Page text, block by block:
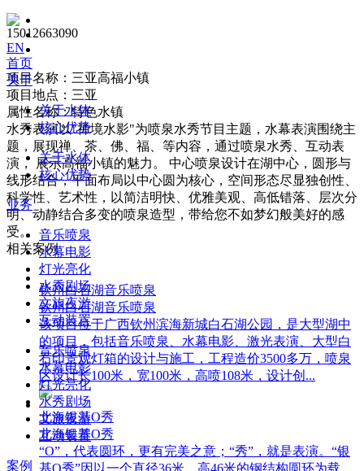
15012663090
EN
首页
关于
关于水体
核心优势
关于水体
核心优势
业务
音乐喷泉
水幕电影
灯光亮化
水秀剧场
文旅夜游
互动装置
音乐喷泉
水幕电影
灯光亮化
水秀剧场
文旅夜游
互动装置
案例
项目名称：三亚高福小镇
项目地点：三亚
属性名称：特色水镇
水秀表演以"禅境水影"为喷泉水秀节目主题，水幕表演围绕主
题，展现禅、茶、佛、福、等内容，通过喷泉水秀、互动表
演， 展示高福小镇的魅力。 中心喷泉设计在湖中心，圆形与
线形结合，平面布局以中心圆为核心，空间形态尽显独创性、
科学性、艺术性，以简洁明快、优雅美观、高低错落、层次分
明、动静结合多变的喷泉造型，带给您不如梦幻般美好的感
受。
相关案例
钦州白石湖音乐喷泉
钦州白石湖音乐喷泉
该项目位于广西钦州滨海新城白石湖公园，是大型湖中
的项目，包括音乐喷泉、水幕电影、激光表演、大型白
石印景观灯箱的设计与施工，工程造价3500多万，喷泉
区设计长100米，宽100米，高喷108米，设计创...
北海银基O秀
北海银基O秀
“O”，代表圆环，更有完美之意；“秀”，就是表演。“银
基O秀”因以一个直径36米、高46米的钢结构圆环为载